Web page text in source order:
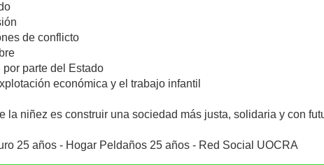
de conflicto
por parte del Estado
económica y el trabajo infantil
la niñez es construir una sociedad más justa, solidaria y con
25 años - Hogar Peldaños 25 años - Red Social UOCRA